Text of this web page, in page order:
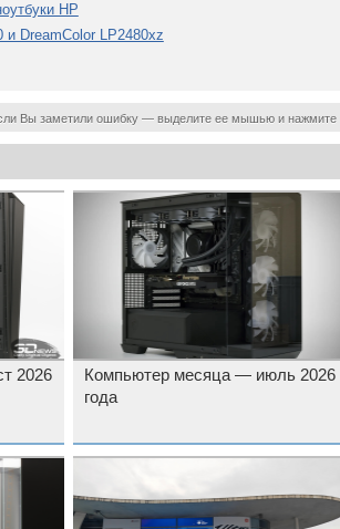
HP
DreamColor LP2480xz
Вы заметили ошибку — выделите ее мышью и нажмите
2026
Компьютер месяца — июль 2026
года